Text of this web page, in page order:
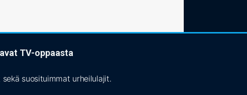
TV-oppaasta
suosituimmat urheilulajit.